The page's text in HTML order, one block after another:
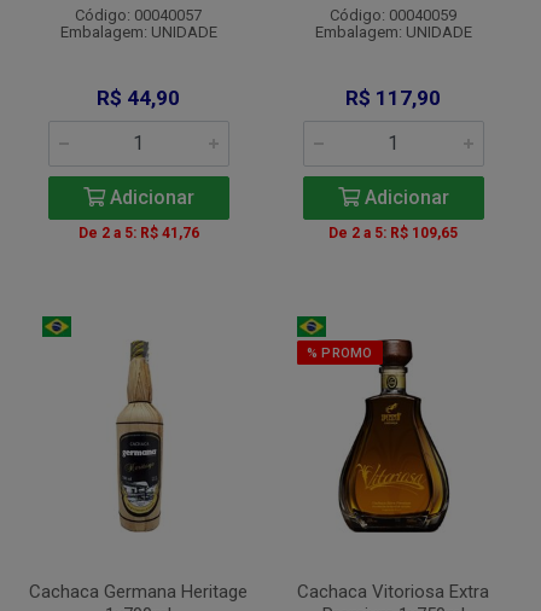
Código: 00040057
Embalagem: UNIDADE
R$ 44,90
Adicionar
De 2 a 5: R$ 41,76
Código: 00040059
Embalagem: UNIDADE
R$ 117,90
Adicionar
De 2 a 5: R$ 109,65
Cachaca Germana Heritage
% PROMO
Cachaca Vitoriosa Extra